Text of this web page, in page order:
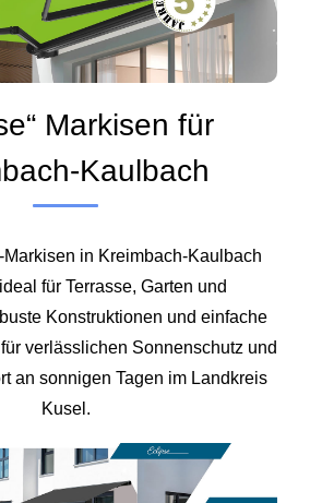
Markisen für
Kaulbach
Markisen in Kreimbach-Kaulbach
für Terrasse, Garten und
Konstruktionen und einfache
verlässlichen Sonnenschutz und
an sonnigen Tagen im Landkreis
Kusel.